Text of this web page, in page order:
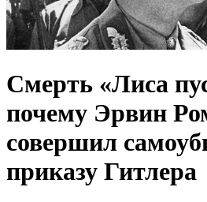
Смерть «Лиса
почему Эрвин
совершил
приказу Гитлера